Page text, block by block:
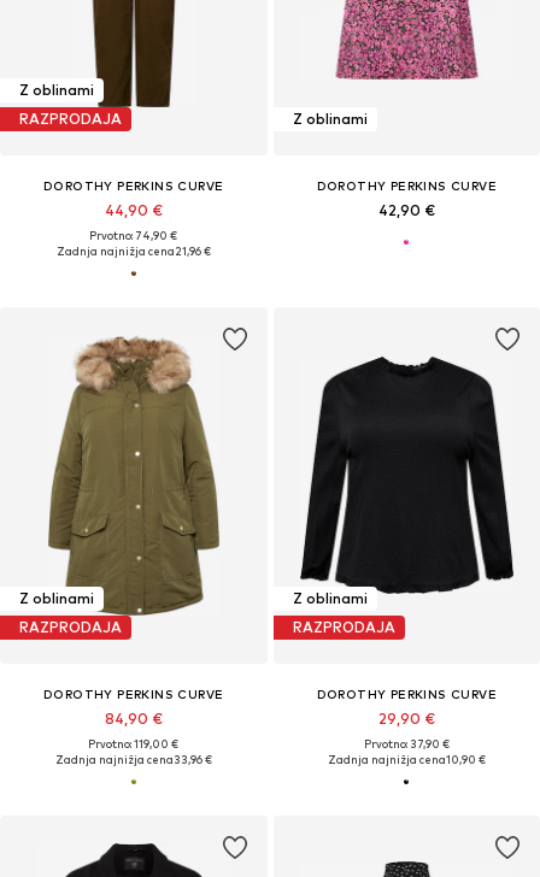
Z oblinami
RAZPRODAJA
DOROTHY PERKINS CURVE
44,90 €
Prvotno: 74,90 €
Zadnja najnižja cena21,96 €
Z oblinami
DOROTHY PERKINS CURVE
42,90 €
Z oblinami
RAZPRODAJA
DOROTHY PERKINS CURVE
84,90 €
Prvotno: 119,00 €
Zadnja najnižja cena33,96 €
Z oblinami
RAZPRODAJA
DOROTHY PERKINS CURVE
29,90 €
Prvotno: 37,90 €
Zadnja najnižja cena10,90 €